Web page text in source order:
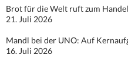
Brot für die Welt ruft zum
21. Juli 2026
Mandl bei der UNO: Auf
16. Juli 2026